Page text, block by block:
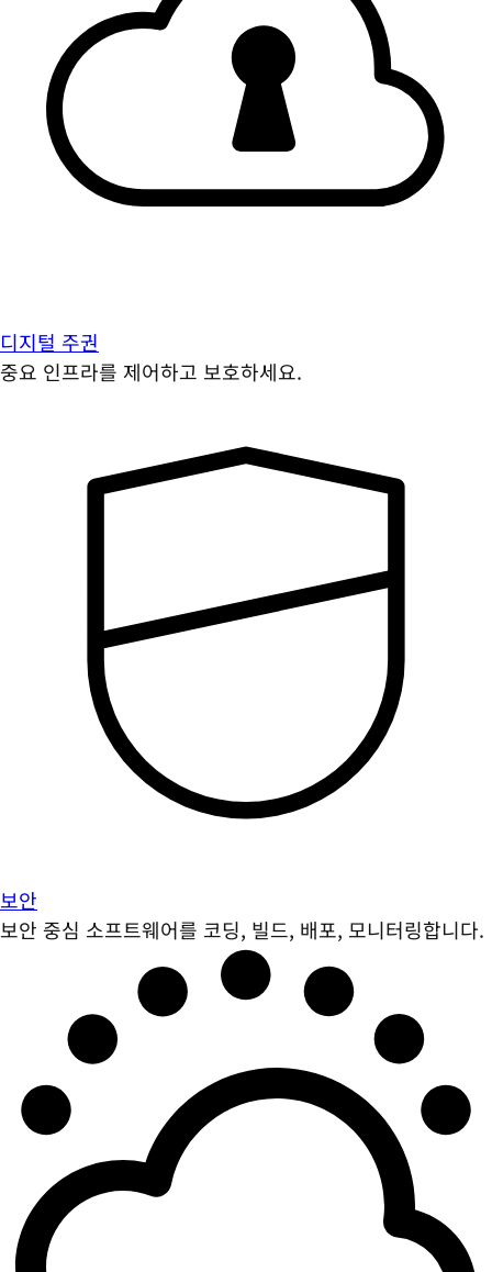
디지털 주권
중요 인프라를 제어하고 보호하세요.
보안
보안 중심 소프트웨어를 코딩, 빌드, 배포, 모니터링합니다.